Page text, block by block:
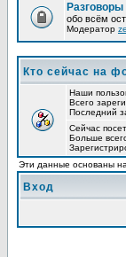
Pазговоры
обо всём
Модератор
Кто сейчас на
Наши
Всего
Последний
Сейчас
Больше
Эти данные основаны
Вход